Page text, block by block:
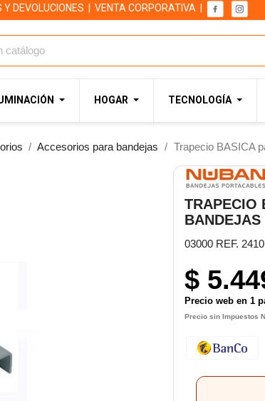
Y DEVOLUCIONES VENTA CORPORATIVA
HOGAR TECNOLOGÍA
Accesorios para bandejas Trapecio BASICA
TRAPECIO
BANDEJAS
03000 REF.
$
Precio web en 1
Precio sin Impuestos